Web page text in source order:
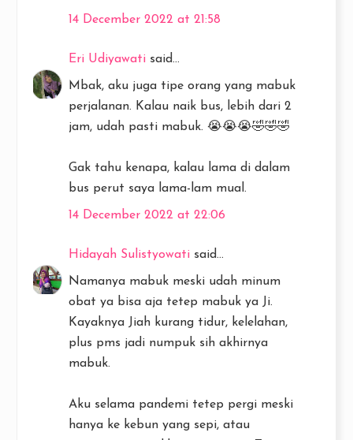
14 December 2022 at 21:58
Eri Udiyawati said...
Mbak, aku juga tipe orang yang mabuk
perjalanan. Kalau naik bus, lebih dari 2
jam, udah pasti mabuk. 😭😭😭🤣🤣🤣
Gak tahu kenapa, kalau lama di dalam
bus perut saya lama-lam mual.
14 December 2022 at 22:06
Hidayah Sulistyowati said...
Namanya mabuk meski udah minum
obat ya bisa aja tetep mabuk ya Ji.
Kayaknya Jiah kurang tidur, kelelahan,
plus pms jadi numpuk sih akhirnya
mabuk.
Aku selama pandemi tetep pergi meski
hanya ke kebun yang sepi, atau